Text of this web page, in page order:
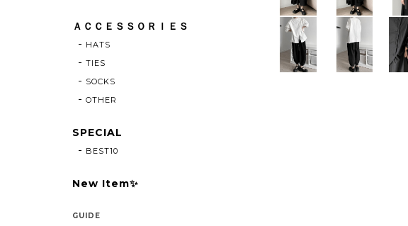
ＡＣＣＥＳＳＯＲＩＥＳ
HATS
TIES
SOCKS
OTHER
SPECIAL
BEST10
New Item✨
GUIDE